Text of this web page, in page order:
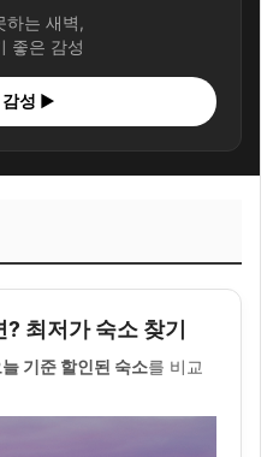
하는 새벽,
좋은 감성
감성 ▶
최저가 숙소 찾기
늘 기준 할인된 숙소를 비교